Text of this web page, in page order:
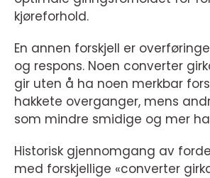
kjøreforhold.
En annen forskjell er
og respons. Noen converter
gir uten å ha noen merkbar
hakkete overganger, mens
som mindre smidige og mer
Historisk gjennomgang av
med forskjellige «converter